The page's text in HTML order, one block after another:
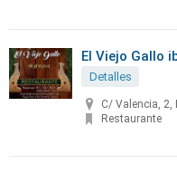
El Viejo Gallo
Detalles
C/ Valencia, 2,
Restaurante